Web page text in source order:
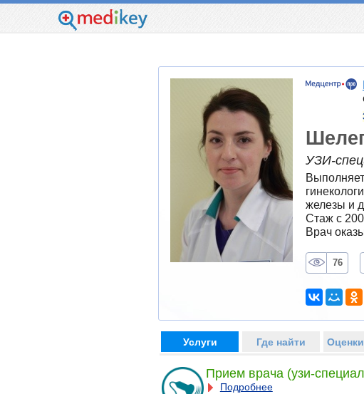
УЗИ-
железы и
Стаж с
Врач
76
Услуги Где найти
Прием врача (узи-
Подробнее